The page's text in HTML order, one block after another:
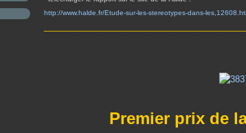
http://www.halde.fr/Etude-sur-les-stereotypes-dans-l
Premier prix de